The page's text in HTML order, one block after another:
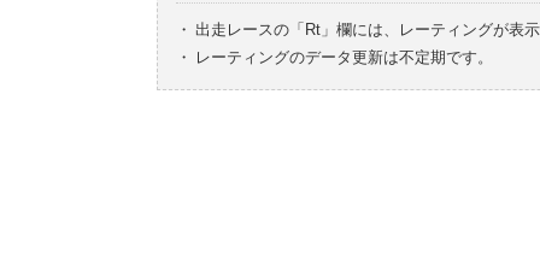
・ 出走レースの「Rt」欄には、レーティングが表
・
レーティングのデータ更新は不定期です。